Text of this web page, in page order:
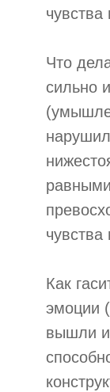
Что
сильно
Как
эмоции
вышли